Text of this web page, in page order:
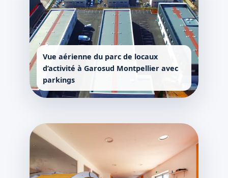
Vue aérienne du parc de locaux
d’activité à Garosud Montpellier avec
parkings